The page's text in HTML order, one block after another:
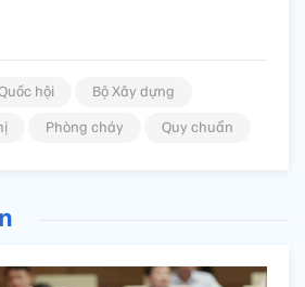
hội
Bộ Xây dựng
Phòng cháy Quy chuẩn